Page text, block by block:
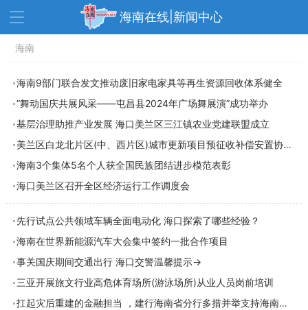
海南在线|新闻中心
资讯中心
文体 消费 财经
教育 健康 房产
家装 交通 美食
生活 演出 活动
展会 走读海南 周末去哪儿
人才在线 天涯企服
海南
海南9部门联合发文推动废旧家电家具等再生资源回收体系健全
“舞动国庆共展风采——屯昌县2024年广场舞展演”成功举办
基层治理助推产业发展 海口美兰区三江镇农业党建联盟成立
美兰区白龙北片区(中、西片区)城市更新项目预征收补偿安置协议启动签约
海南3个集体5名个人获全国民族团结进步模范表彰
海口美兰区召开全区经济运行工作调度会
先行试点公共领域车辆全面电动化 海口探索了哪些经验？
海南在世界新能源汽车大会集中签约一批合作项目
事关国庆期间交通出行 海口交警温馨提示→
三亚开展旅文行业高危体育场所(游泳场所)从业人员岗前培训
扛起灾后重建的金融担当 ，建行海南省分行多措并举支持海南台风灾后恢复重建